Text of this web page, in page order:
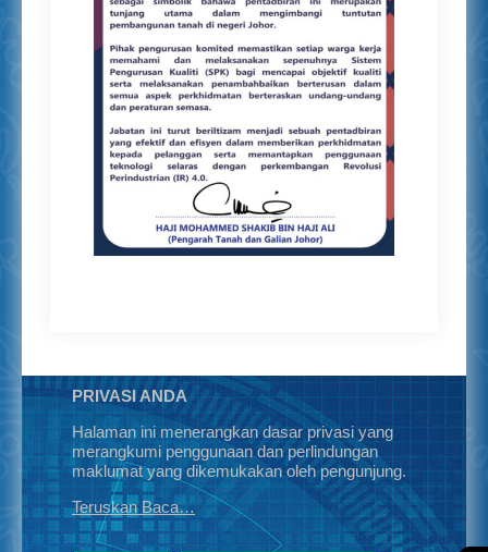
PRIVASI ANDA
Halaman ini menerangkan dasar privasi yang
merangkumi penggunaan dan perlindungan
maklumat yang dikemukakan oleh pengunjung.
Teruskan Baca…